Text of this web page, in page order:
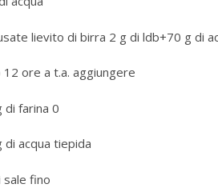
lievito di birra 2 g di ldb+70 g di
12 ore a t.a. aggiungere
di farina 0
di acqua tiepida
sale fino